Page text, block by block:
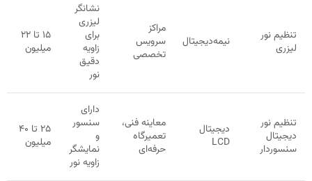
تنظیم نور
لیزری
نیمه‌دیجیتال
مراکز
سرویس
تخصصی
نشانگر
لیزری
برای
زاویه
دقیق
نور
۱۵ تا ۲۲
میلیون
تنظیم نور
دیجیتال
سنسوردار
دیجیتال
LCD
معاینه فنی،
تعمیرگاه
حرفه‌ای
دارای
سنسور
و
نمایشگر
زاویه نور
۲۵ تا ۴۰
میلیون